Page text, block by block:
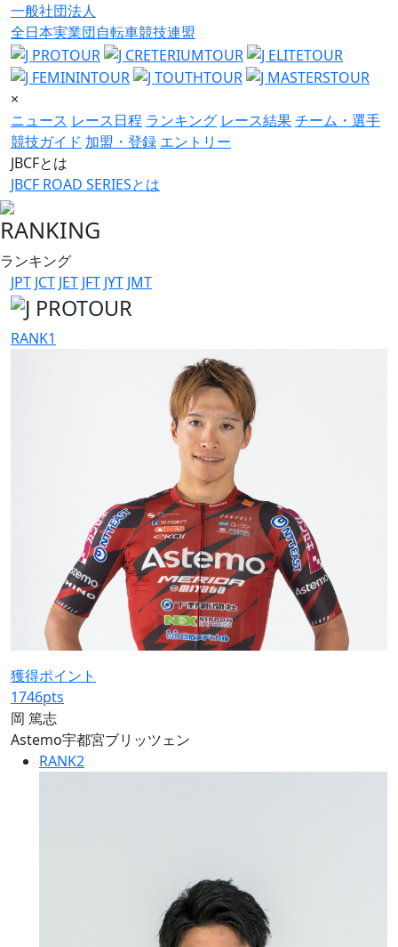
一般社団法人
全日本実業団自転車競技連盟
×
ニュース レース日程 ランキング レース結果チーム・選手
競技ガイド 加盟・登録 エントリー
JBCFとは
JBCF ROAD SERIESとは
RANKING
ランキング
JPT JCT JET JFT JYT JMT
RANK1
獲得ポイント
1746pts
岡 篤志
Astemo宇都宮ブリッツェン
RANK2